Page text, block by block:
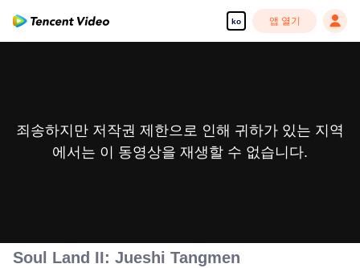
ko 앱 열기
죄송하지만 저작권 제한으로 인해 귀하가 있는 지역
에서는 이 동영상을 재생할 수 없습니다.
Soul Land II: Jueshi Tangmen